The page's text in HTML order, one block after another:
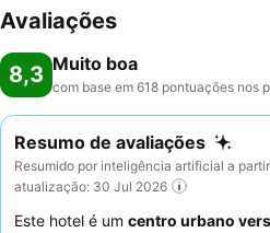
Avaliações
8,3 Muito boa
com base em 618 pontuações nos
Resumo de avaliações
Resumido por inteligência artificial a
atualização: 30 Jul 2026
Este hotel é um centro urbano